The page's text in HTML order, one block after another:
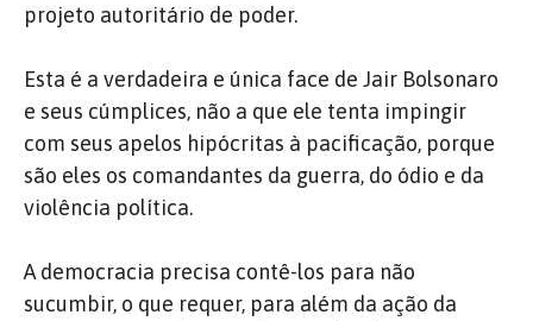
projeto autoritário de poder.
Esta é a verdadeira e única face de Jair Bolsonaro
e seus cúmplices, não a que ele tenta impingir
com seus apelos hipócritas à pacificação, porque
são eles os comandantes da guerra, do ódio e da
violência política.
A democracia precisa contê-los para não
sucumbir, o que requer, para além da ação da